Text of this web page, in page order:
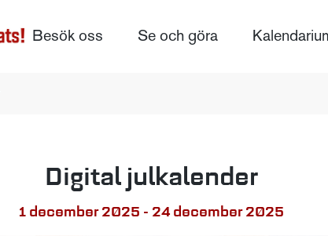
Besök oss Se och göra
Digital julkalender
1 december 2025 - 24 december 2025